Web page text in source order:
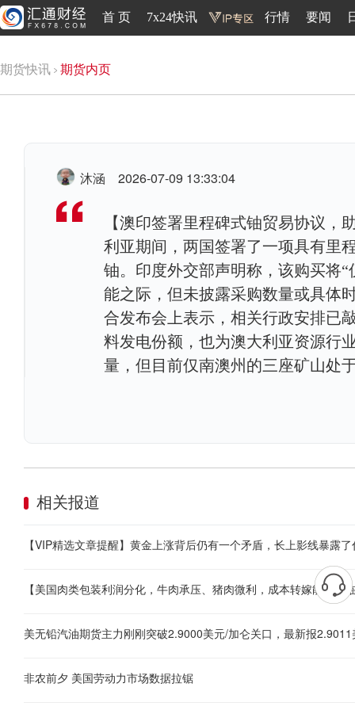
首 页 7x24快讯 行情 要闻
期货快讯 期货内页
沐涵 2026-07-09 13:33:04
【澳印签署里程碑式铀贸易协议，
利亚期间，两国签署了一项具有里
铀。印度外交部声明称，该购买将
能之际，但未披露采购数量或具体
合发布会上表示，相关行政安排已
料发电份额，也为澳大利亚资源行
量，但目前仅南澳州的三座矿山处
相关报道
美无铅汽油期货主力刚刚突破2.9000美元/加仑关口，最新报
非农前夕 美国劳动力市场数据拉锯